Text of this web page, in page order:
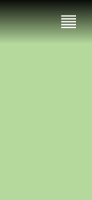
עב EN